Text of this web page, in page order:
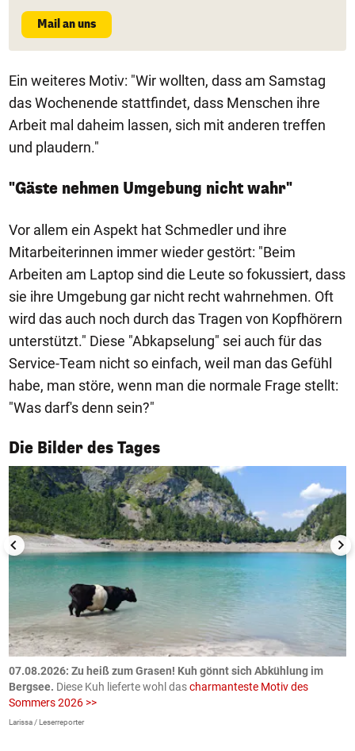
Mail an uns
Ein weiteres Motiv: "Wir wollten, dass am Samstag
das Wochenende stattfindet, dass Menschen ihre
Arbeit mal daheim lassen, sich mit anderen treffen
und plaudern."
"Gäste nehmen Umgebung nicht wahr"
Vor allem ein Aspekt hat Schmedler und ihre
Mitarbeiterinnen immer wieder gestört: "Beim
Arbeiten am Laptop sind die Leute so fokussiert, dass
sie ihre Umgebung gar nicht recht wahrnehmen. Oft
wird das auch noch durch das Tragen von Kopfhörern
unterstützt." Diese "Abkapselung" sei auch für das
Service-Team nicht so einfach, weil man das Gefühl
habe, man störe, wenn man die normale Frage stellt:
"Was darf's denn sein?"
Die Bilder des Tages
1/50
07.08.2026: Zu heiß zum Grasen! Kuh gönnt sich Abkühlung im
Bergsee. Diese Kuh lieferte wohl dascharmanteste Motiv des
Sommers 2026 >>
Larissa / Leserreporter